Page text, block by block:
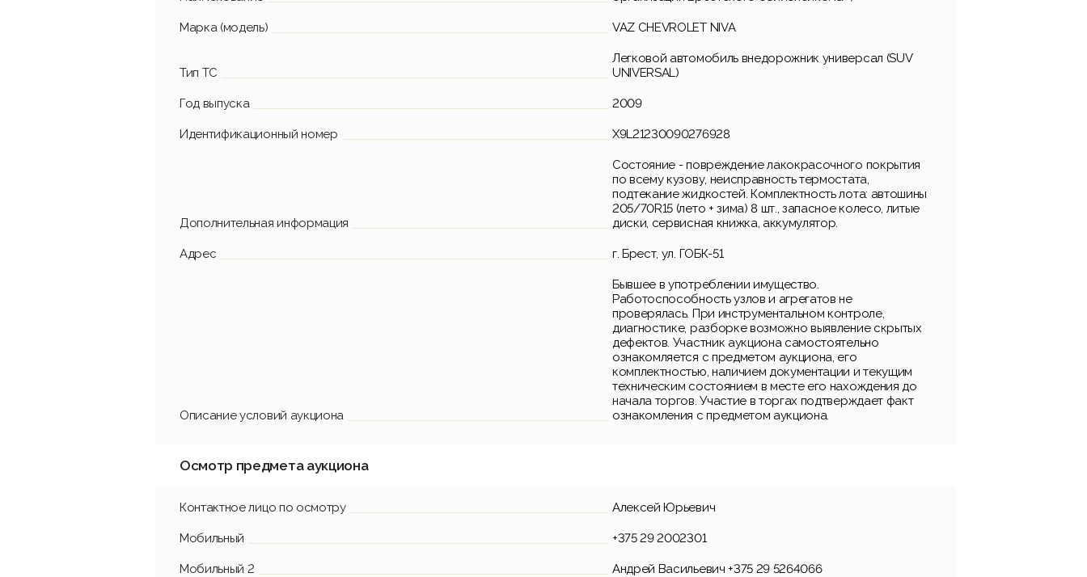
Марка (модель) VAZ CHEVROLET NIVA
Тип ТС
Легковой автомобиль внедорожник универсал (SUV
UNIVERSAL)
Год выпуска 2009
Идентификационный номер X9L21230090276928
Дополнительная информация
Состояние - повреждение лакокрасочного покрытия
по всему кузову, неисправность термостата,
подтекание жидкостей. Комплектность лота: автошины
205/70R15 (лето + зима) 8 шт., запасное колесо, литые
диски, сервисная книжка, аккумулятор.
Адрес г. Брест, ул. ГОБК-51
Описание условий аукциона
Бывшее в употреблении имущество.
Работоспособность узлов и агрегатов не
проверялась. При инструментальном контроле,
диагностике, разборке возможно выявление скрытых
дефектов. Участник аукциона самостоятельно
ознакомляется с предметом аукциона, его
комплектностью, наличием документации и текущим
техническим состоянием в месте его нахождения до
начала торгов. Участие в торгах подтверждает факт
ознакомления с предметом аукциона.
Осмотр предмета аукциона
Контактное лицо по осмотру Алексей Юрьевич
Мобильный +375 29 2002301
Мобильный 2 Андрей Васильевич +375 29 5264066